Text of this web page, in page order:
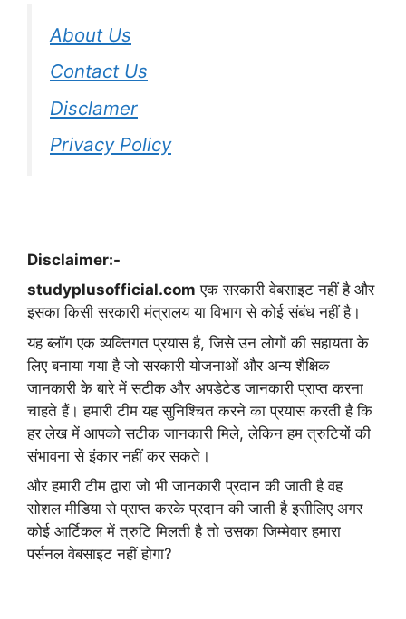
About Us
Contact Us
Disclamer
Privacy Policy
Disclaimer:-
studyplusofficial.com एक सरकारी वेबसाइट नहीं है और
इसका किसी सरकारी मंत्रालय या विभाग से कोई संबंध नहीं है।
यह ब्लॉग एक व्यक्तिगत प्रयास है, जिसे उन लोगों की सहायता के
लिए बनाया गया है जो सरकारी योजनाओं और अन्य शैक्षिक
जानकारी के बारे में सटीक और अपडेटेड जानकारी प्राप्त करना
चाहते हैं। हमारी टीम यह सुनिश्चित करने का प्रयास करती है कि
हर लेख में आपको सटीक जानकारी मिले, लेकिन हम त्रुटियों की
संभावना से इंकार नहीं कर सकते।
और हमारी टीम द्वारा जो भी जानकारी प्रदान की जाती है वह
सोशल मीडिया से प्राप्त करके प्रदान की जाती है इसीलिए अगर
कोई आर्टिकल में त्रुटि मिलती है तो उसका जिम्मेवार हमारा
पर्सनल वेबसाइट नहीं होगा?